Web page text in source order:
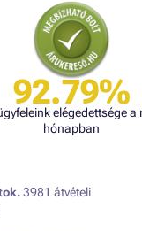
92.79%
elégedettsége a
hónapban
3981 átvételi